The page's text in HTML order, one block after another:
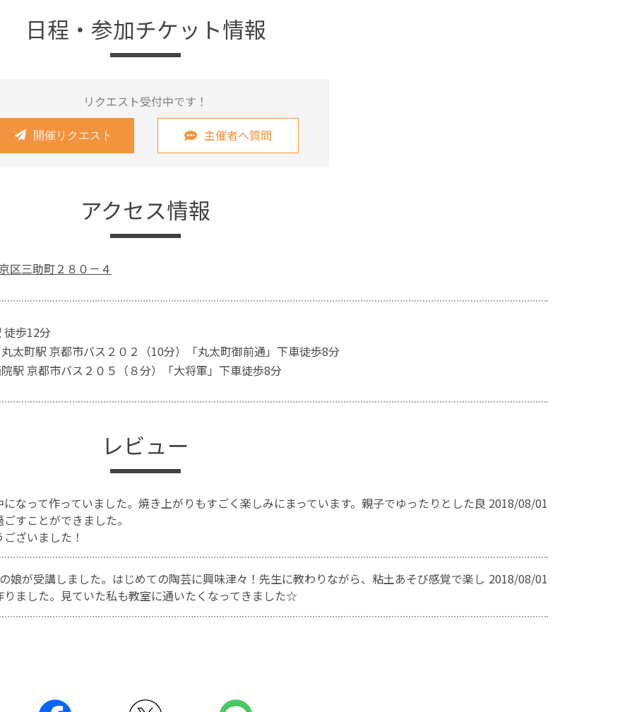
日程・参加チケット情報
リクエスト受付中です！
開催リクエスト 主催者へ質問
アクセス情報
区三助町２８０－４
徒歩12分
太町駅 京都市バス２０２（10分）「丸太町御前通」下車徒歩8分
駅 京都市バス２０５（８分）「大将軍」下車徒歩8分
レビュー
になって作っていました。焼き上がりもすごく楽しみにまっています。親子でゆったりとした良
すことができました。
ざいました！
2018/08/01
娘が受講しました。はじめての陶芸に興味津々！先生に教わりながら、粘土あそび感覚で楽し
りました。見ていた私も教室に通いたくなってきました☆
2018/08/01